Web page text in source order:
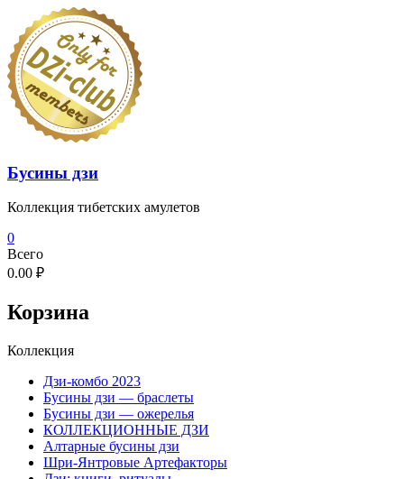
Перейти
содержимому
Бусины дзи
Коллекция тибетских амулетов
0
Всего
0.00 ₽
Корзина
Коллекция
Дзи-комбо 2023
Бусины дзи — браслеты
Бусины дзи — ожерелья
КОЛЛЕКЦИОННЫЕ ДЗИ
Алтарные бусины дзи
Шри-Янтровые Артефакторы